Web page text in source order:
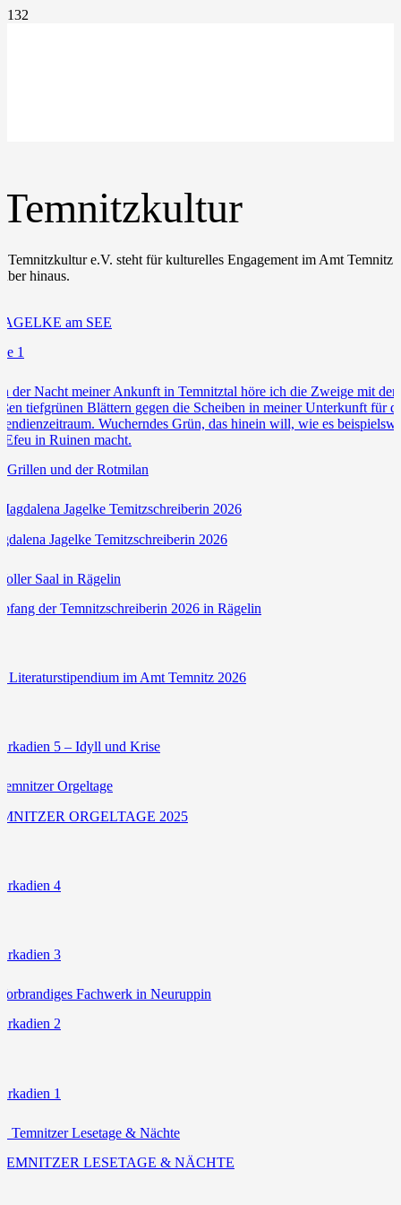
Temnitzkultur
Temnitzkultur e.V. steht für kulturelles Engagement im Amt Temnitz
hinaus.
1
Grillen und der Rotmilan
Jagelke Temitzschreiberin 2026
der Temnitzschreiberin 2026 in Rägelin
Literaturstipendium im Amt Temnitz 2026
5 – Idyll und Krise
ORGELTAGE 2025
4
3
2
1
LESETAGE & NÄCHTE